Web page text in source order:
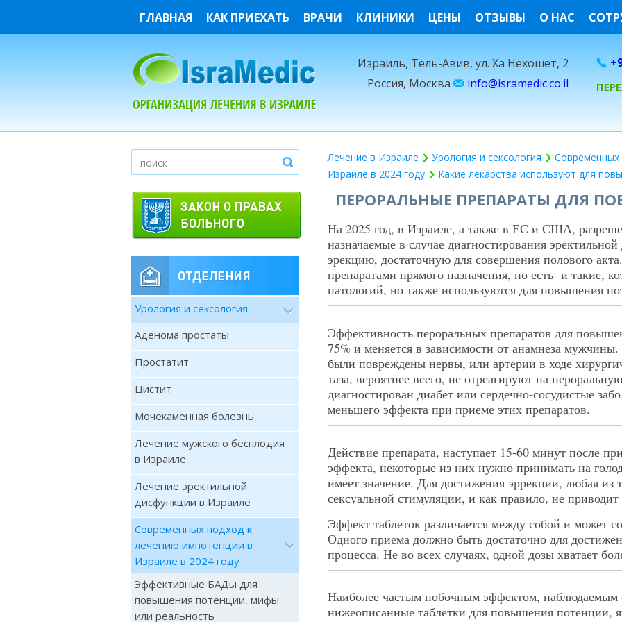
ГЛАВНАЯ КАК ПРИЕХАТЬ ВРАЧИ КЛИНИКИ ЦЕНЫ ОТЗЫВЫ О НАС
Израиль, Тель-Авив, ул. Ха Нехошет, 2
Россия, Москва
info@isramedic.co.il
Урология и сексология
Аденома простаты
Простатит
Цистит
Мочекаменная болезнь
Лечение мужского бесплодия
в Израиле
Лечение эректильной
дисфункции в Израиле
Современных подход к
лечению импотенции в
Израиле в 2024 году
Эффективные БАДы для
повышения потенции, мифы
или реальность
Лечение в Израиле Урология и сексология
Современных
Израиле в 2024 году
Какие лекарства используют для
ПЕРОРАЛЬНЫЕ ПРЕПАРАТЫ ДЛЯ
На 2025 год, в Израиле, а также в ЕС и США,
назначаемые в случае диагностирования
эрекцию, достаточную для совершения полового
препаратами прямого назначения, но есть и такие,
патологий, но также используются для повышения
Эффективность пероральных препаратов для
75% и меняется в зависимости от анамнеза
были повреждены нервы, или артерии в ходе
таза, вероятнее всего, не отреагируют на
диагностирован диабет или сердечно-сосудистые
меньшего эффекта при приеме этих препаратов.
Действие препарата, наступает 15-60 минут после
эффекта, некоторые из них нужно принимать на
имеет значение. Для достижения эррекции, любая из
сексуальной стимуляции, и как правило, не приводит
Эффект таблеток различается между собой и может
Одного приема должно быть достаточно для
процесса. Не во всех случаях, одной дозы хватает
Наиболее частым побочным эффектом,
нижеописанные таблетки для повышения потенции,